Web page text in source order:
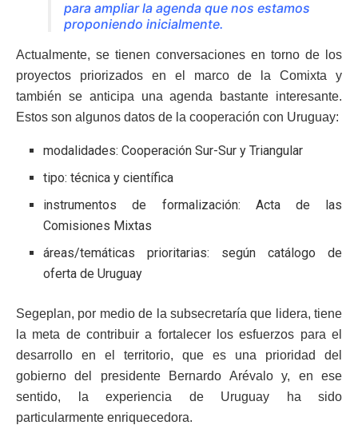
para ampliar la agenda que nos estamos
proponiendo inicialmente.
Actualmente, se tienen conversaciones en torno de los
proyectos priorizados en el marco de la Comixta y
también se anticipa una agenda bastante interesante.
Estos son algunos datos de la cooperación con Uruguay:
modalidades: Cooperación Sur-Sur y Triangular
tipo: técnica y científica
instrumentos de formalización: Acta de las
Comisiones Mixtas
áreas/temáticas prioritarias: según catálogo de
oferta de Uruguay
Segeplan, por medio de la subsecretaría que lidera, tiene
la meta de contribuir a fortalecer los esfuerzos para el
desarrollo en el territorio, que es una prioridad del
gobierno del presidente Bernardo Arévalo y, en ese
sentido, la experiencia de Uruguay ha sido
particularmente enriquecedora.